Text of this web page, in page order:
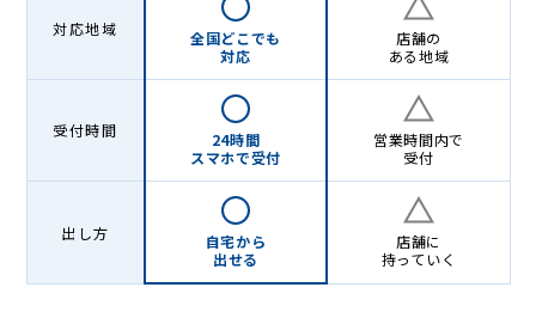
対応地域
全国どこでも
対応
店舗の
ある地域
受付時間
24時間
スマホで受付
営業時間内で
受付
出し方
自宅から
出せる
店舗に
持っていく